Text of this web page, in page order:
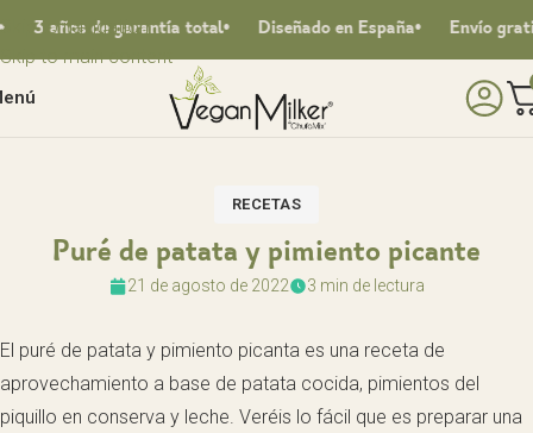
Skip to navigation
Skip to main content
3 años de garantía total Diseñado en España Envío gratis
RECETAS
Puré de patata y pimiento picante
21 de agosto de 2022 3 min de lectura
El puré de patata y pimiento picanta es una receta de
aprovechamiento a base de patata cocida, pimientos del
piquillo en conserva y leche. Veréis lo fácil que es preparar una